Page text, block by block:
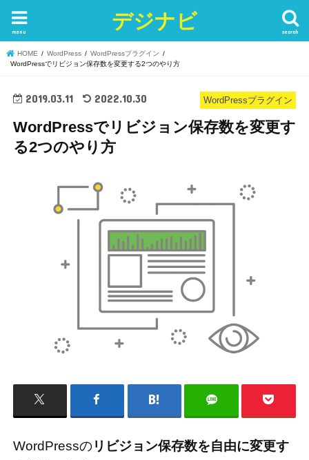
デジナビ search
menu
HOME WordPress
WordPressプラグイン
WordPressでリビジョン保存数を変更する2つのやり方
WordPressプラグイン
2019.03.11 2022.10.30
WordPressでリビジョン保存数を変更す
る2つのやり方
WordPressのリビジョン保存数を自由に変更す